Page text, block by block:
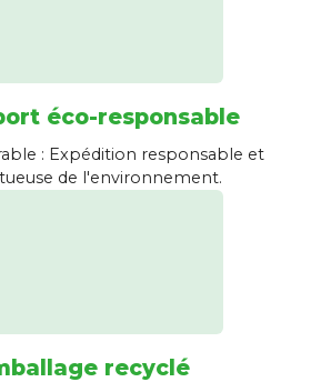
éco-responsable
: Expédition responsable et
de l'environnement.
recyclé